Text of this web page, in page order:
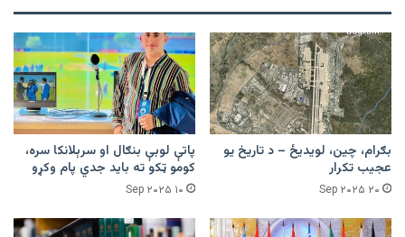
بګرام، چین، لویدیځ – د تاریخ یو
عجیب تکرار
۲۰ Sep ۲۰۲۵
پاتې لوبې بنګال او سرېلانکا سره،
کومو ټکو ته باید جدي پام وکړو
۱۰ Sep ۲۰۲۵